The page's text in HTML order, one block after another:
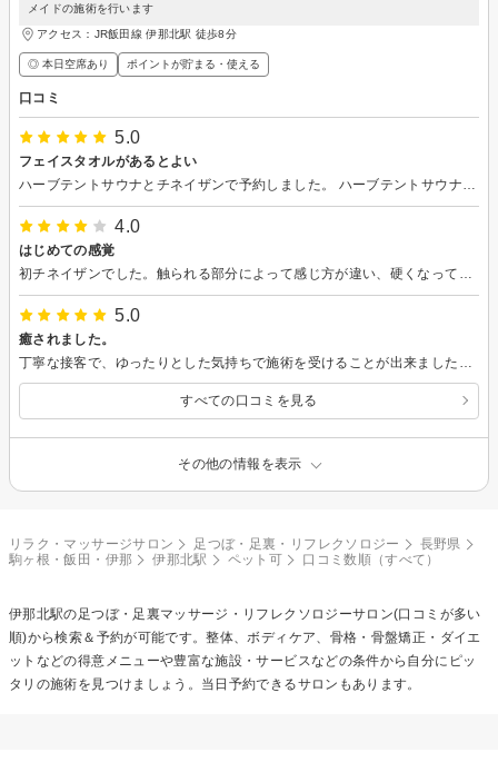
メイドの施術を行います
アクセス：JR飯田線 伊那北駅 徒歩8分
◎ 本日空席あり ポイントが貯まる・使える
口コミ
5.0
フェイスタオルがあるとよい
4.0
はじめての感覚
5.0
癒されました。
すべての口コミを見る
その他の情報を表示
リラク・マッサージサロン 足つぼ・足裏・リフレクソロジー
長野県
駒ヶ根・飯田・伊那
伊那北駅 ペット可 口コミ数順（すべて）
伊那北駅の 足つぼ・足裏マッサージ・リフレクソロジーサロン(口コミが多い
順)から検索＆予約が可能です。整体、ボディケア、骨格・骨盤矯正・ダイエ
ットなどの得意メニューや豊富な施設・サービスなどの条件から自分にピッ
タリの施術を見つけましょう。当日予約できるサロンもあります。